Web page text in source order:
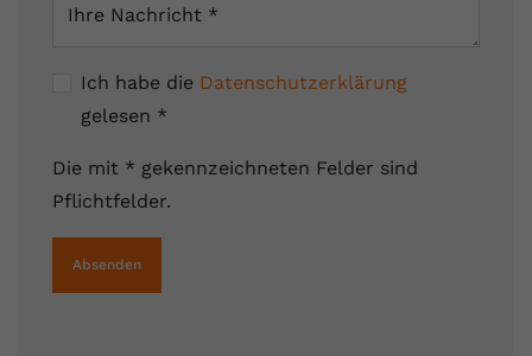
Ihre Nachricht *
Ich habe die Datenschutzerklärung
gelesen *
Die mit * gekennzeichneten Felder sind
Pflichtfelder.
Absenden